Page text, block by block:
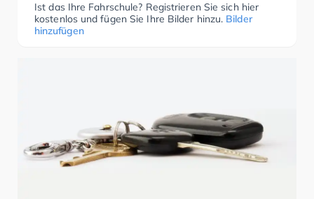
Ist das Ihre Fahrschule? Registrieren Sie sich hier
kostenlos und fügen Sie Ihre Bilder hinzu. Bilder
hinzufügen